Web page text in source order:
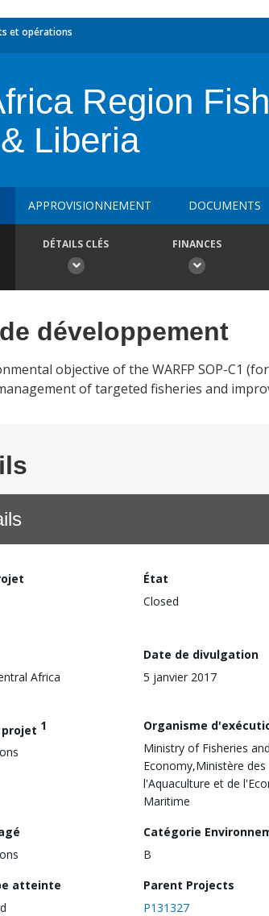
et opérations
Region
Liberia
APPROVISIONNEMENT DOCUMENTS
DÉTAILS CLÉS FINANCES
développement
objective of the WARFP SOP-C1
of targeted fisheries and
État
Closed
Africa
Date de divulgation
5 janvier 2017
1
Organisme
Ministry of Fisheries
Economy,Ministère des
l'Aquaculture et de
Maritime
Catégorie
B
atteinte
Parent Projects
P131327